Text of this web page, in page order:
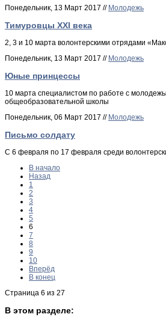
Понедельник, 13 Март 2017 // Молодежь
Тимуровцы XXI века
2, 3 и 10 марта волонтерскими отрядами
Понедельник, 13 Март 2017 // Молодежь
Юные принцессы
10 марта специалистом по работе с
общеобразовательной школы
Понедельник, 06 Март 2017 // Молодежь
Письмо солдату
С 6 февраля по 17 февраля среди
В начало
Назад
1
2
3
4
5
6
7
8
9
10
Вперёд
В конец
Страница 6 из 27
В этом разделе: